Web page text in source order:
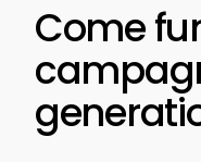
Come